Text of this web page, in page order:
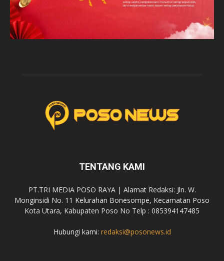
TENTANG KAMI
PT.TRI MEDIA POSO RAYA | Alamat Redaksi: Jln. W.
Monginsidi No. 11 Kelurahan Bonesompe, Kecamatan Poso
Kota Utara, Kabupaten Poso No Telp : 085394147485
Hubungi kami: redaksi@posonews.id